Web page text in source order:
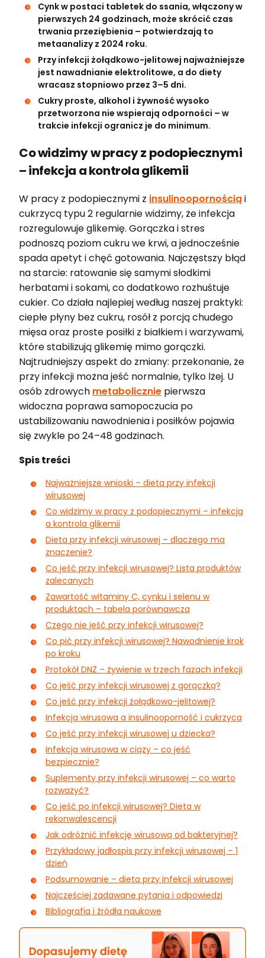
Cynk w postaci tabletek do ssania, włączony w
pierwszych 24 godzinach, może skrócić czas
trwania przeziębienia – potwierdzają to
metaanalizy z 2024 roku.
Przy infekcji żołądkowo-jelitowej najważniejsze
jest nawadnianie elektrolitowe, a do diety
wracasz stopniowo przez 3–5 dni.
Cukry proste, alkohol i żywność wysoko
przetworzona nie wspierają odporności – w
trakcie infekcji ogranicz je do minimum.
Co widzimy w pracy z podopiecznymi
– infekcja a kontrola glikemii
W pracy z podopiecznymi z insulinoopornościąi
cukrzycą typu 2 regularnie widzimy, że infekcja
rozregulowuje glikemię. Gorączka i stres
podnoszą poziom cukru we krwi, a jednocześnie
spada apetyt i chęć gotowania. Najczęstszy błąd
na starcie: ratowanie się samymi słodkimi
herbatami i sokami, co dodatkowo rozhuśtuje
cukier. Co działa najlepiej według naszej praktyki:
ciepłe płyny bez cukru, rosół z porcją chudego
mięsa oraz proste posiłki z białkiem i warzywami,
które stabilizują glikemię mimo gorączki.
Najtrudniejszy aspekt do zmiany: przekonanie, że
przy infekcji można jeść normalnie, tylko lżej. U
osób zdrowych metabolicznie pierwsza
widoczna poprawa samopoczucia po
ustabilizowaniu nawodnienia i posiłków pojawia
się zwykle po 24–48 godzinach.
Spis treści
Najważniejsze wnioski – dieta przy infekcji
wirusowej
Co widzimy w pracy z podopiecznymi – infekcja
a kontrola glikemii
Dieta przy infekcji wirusowej – dlaczego ma
znaczenie?
Co jeść przy infekcji wirusowej? Lista produktów
zalecanych
Zawartość witaminy C, cynku i selenu w
produktach – tabela porównawcza
Czego nie jeść przy infekcji wirusowej?
Co pić przy infekcji wirusowej? Nawodnienie krok
po kroku
Protokół DNŻ – żywienie w trzech fazach infekcji
Co jeść przy infekcji wirusowej z gorączką?
Co jeść przy infekcji żołądkowo-jelitowej?
Infekcja wirusowa a insulinooporność i cukrzyca
Co jeść przy infekcji wirusowej u dziecka?
Infekcja wirusowa w ciąży – co jeść
bezpiecznie?
Suplementy przy infekcji wirusowej – co warto
rozważyć?
Co jeść po infekcji wirusowej? Dieta w
rekonwalescencji
Jak odróżnić infekcję wirusową od bakteryjnej?
Przykładowy jadłospis przy infekcji wirusowej – 1
dzień
Podsumowanie – dieta przy infekcji wirusowej
Najczęściej zadawane pytania i odpowiedzi
Bibliografia i źródła naukowe